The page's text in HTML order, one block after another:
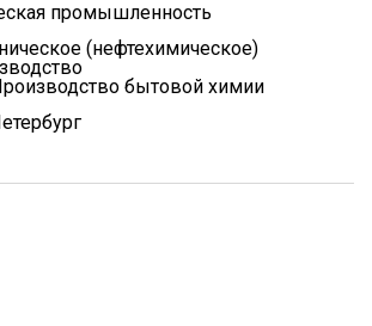
промышленность
(нефтехимическое)
бытовой химии